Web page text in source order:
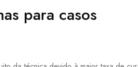
para casos